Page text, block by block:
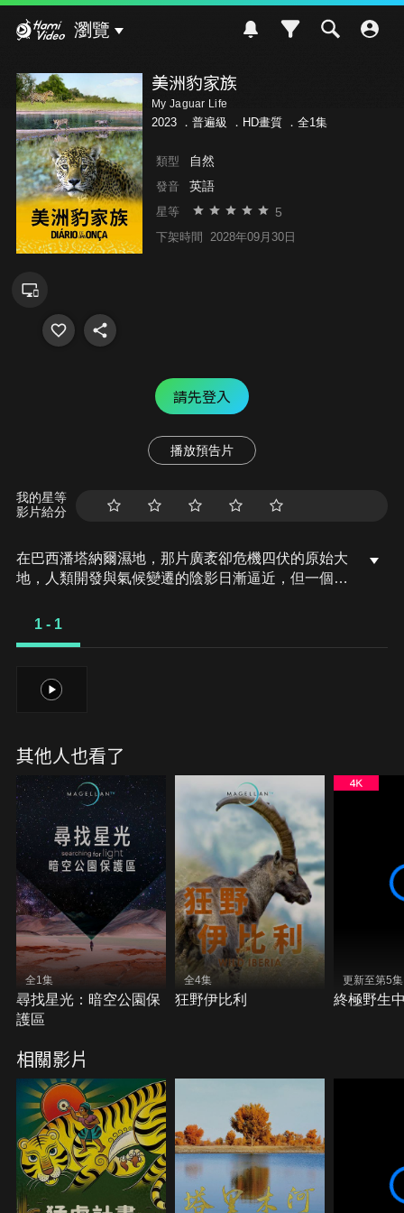
瀏覽
美洲豹家族
My Jaguar Life
2023 ． 普遍級 ．HD畫質 ．全1集
類型 自然
發音 英語
星等 5
下架時間 2028年09月30日
請先登入
播放預告片
我的星等
影片給分
在巴西潘塔納爾濕地，那片廣袤卻危機四伏的原始大
地，人類開發與氣候變遷的陰影日漸逼近，但一個橫
片從最年輕一代美洲豹的視角出發，帶領觀眾深入了
1 - 1
1
其他人也看了
全1集
尋找星光：暗空公園保
護區
全4集
狂野伊比利
更新至第5集
終極野生
相關影片